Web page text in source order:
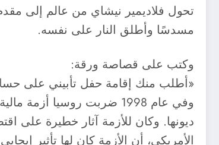
مسدسًا وأطلق النار على نفسه.
وكتب على قصاصة ورقة: ​
«أطلب منك إقامة حفل تأبيني على
وفي عام 1998 ضربت
ديونها. وكان للأزمة آثار خطيرة على
الأمريكي، أن الأزمة كان لها تأثير